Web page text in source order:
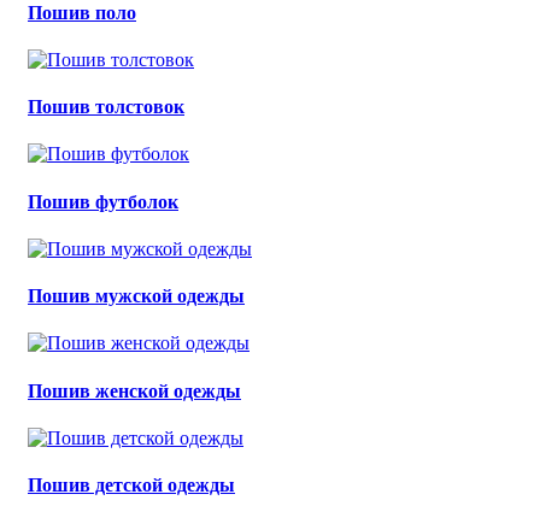
Пошив поло
Пошив толстовок
Пошив футболок
Пошив мужской одежды
Пошив женской одежды
Пошив детской одежды